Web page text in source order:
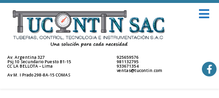
Av. Argentina 327
Psj 10 Secundario Puesto B1-15
CC LA BELLOTA – Lima
Av M. I Prado 298-8A-15 COMAS
925659576
981132795
933671354
ventas@tucontin.com